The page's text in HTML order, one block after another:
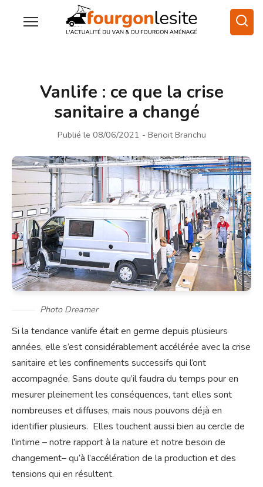
Vanlife : ce que la crise
sanitaire a changé
Publié le 08/06/2021 - Benoit Branchu
Photo Dreamer
Si la tendance vanlife était en germe depuis plusieurs
années, elle s’est considérablement accélérée avec la crise
sanitaire et les confinements successifs qui l’ont
accompagnée. Sans doute qu’il faudra du temps pour en
mesurer pleinement les conséquences, tant elles sont
nombreuses et diffuses, mais nous pouvons déjà en
identifier plusieurs. Elles touchent aussi bien au cercle de
l’intime – notre rapport à la nature et notre besoin de
changement– qu’à l’accélération de la production et des
tensions qui en résultent.